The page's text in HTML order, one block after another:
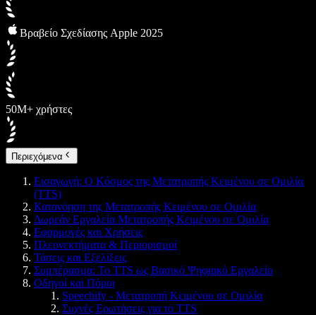
Βραβείο Σχεδίασης Apple 2025
50M+ χρήστες
Περιεχόμενα
Εισαγωγή: Ο Κόσμος της Μετατροπής Κειμένου σε Ομιλία
(TTS)
Κατανόηση της Μετατροπής Κειμένου σε Ομιλία
Δωρεάν Εργαλεία Μετατροπής Κειμένου σε Ομιλία
Εφαρμογές και Χρήσεις
Πλεονεκτήματα & Περιορισμοί
Τάσεις και Εξελίξεις
Συμπέρασμα: Το TTS ως Βασικό Ψηφιακό Εργαλείο
Οδηγοί και Πόροι
Speechify - Μετατροπή Κειμένου σε Ομιλία
Συχνές Ερωτήσεις για το TTS